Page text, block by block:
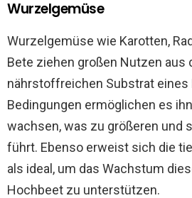
Wurzelgemüse
Wurzelgemüse wie Karotten,
Bete ziehen großen Nutzen aus
nährstoffreichen Substrat eines
Bedingungen ermöglichen es
wachsen, was zu größeren und
führt. Ebenso erweist sich die
als ideal, um das Wachstum
Hochbeet zu unterstützen.